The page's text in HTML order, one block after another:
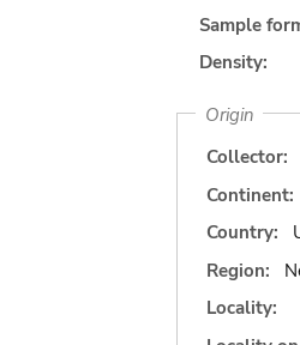
Sample
Density:
Origin
Collector:
Continent:
Country:
Region:
Locality: